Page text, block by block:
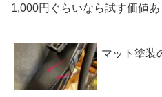
1,000円ぐらいなら試す価値あ
マット塗装